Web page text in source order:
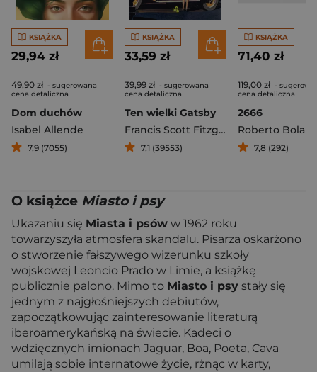
KSIĄŻKA
29,94 zł
49,90 zł - sugerowana
cena detaliczna
Dom duchów
Isabel Allende
7,9 (7055)
KSIĄŻKA
33,59 zł
39,99 zł - sugerowana
cena detaliczna
Ten wielki Gatsby
Francis Scott Fitzgerald
7,1 (39553)
KSIĄŻKA
71,40 zł
119,00 zł -
cena detaliczna
2666
Roberto
7,8 (292)
O książce Miasto i psy
Ukazaniu się Miasta i psów w 1962 roku
towarzyszyła atmosfera skandalu. Pisarza oskarżono
o stworzenie fałszywego wizerunku szkoły
wojskowej Leoncio Prado w Limie, a książkę
publicznie palono. Mimo to Miasto i psy stały się
jednym z najgłośniejszych debiutów,
zapoczątkowując zainteresowanie literaturą
iberoamerykańską na świecie. Kadeci o
wdzięcznych imionach Jaguar, Boa, Poeta, Cava
umilają sobie internatowe życie, rżnąc w karty,